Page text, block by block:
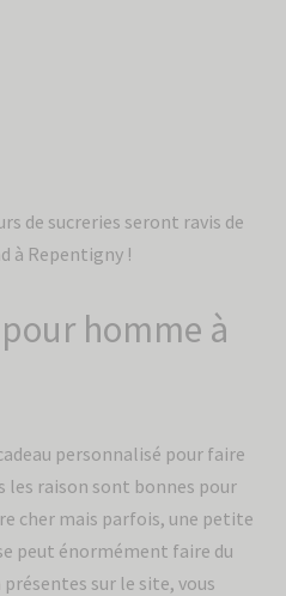
à
de
informé de nos
offres exclusives.
de sucreries seront ravis de
à Repentigny !
homme à
personnalisé pour faire
les raison sont bonnes pour
cher mais parfois, une petite
peut énormément faire du
sur le site, vous